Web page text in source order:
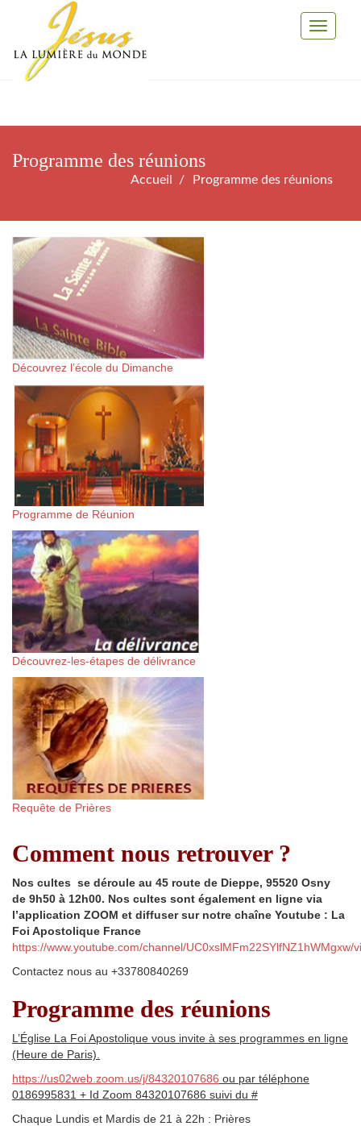
Toggle
Programme des réunions
Accueil Programme des réunions
Découvrez l’école du Dimanche
Programme de Réunion
Découvrez-les-étapes de délivrance
Requête de Prières
Comment nous retrouver ?
Nos cultes se déroule au 45 route de Dieppe, 95520 Osny
de 9h50 à 12h00. Nos cultes sont également en ligne via
l’application ZOOM et diffuser sur notre chaîne Youtube : La
Foi Apostolique France
https://www.youtube.com/channel/UC0xslMFm22SYlfNZ1hWMgxw/
Contactez nous au +33780840269
Programme des réunions
L’Église La Foi Apostolique vous invite à ses programmes en ligne
(Heure de Paris).
https://us02web.zoom.us/j/84320107686 ou par téléphone
0186995831 + Id Zoom 84320107686 suivi du #
Chaque Lundis et Mardis de 21 à 22h : Prières